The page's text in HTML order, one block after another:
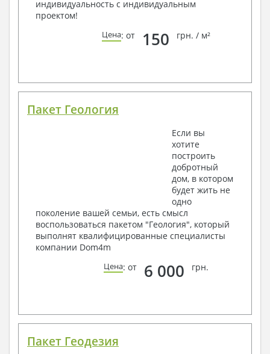
индивидуальность с индивидуальным
проектом!
Цена: от 150 грн. / м²
Пакет Геология
Если вы
хотите
построить
добротный
дом, в котором
будет жить не
одно
поколение вашей семьи, есть смысл
воспользоваться пакетом "Геология", который
выполнят квалифицированные специалисты
компании Dom4m
Цена: от 6 000 грн.
Пакет Геодезия